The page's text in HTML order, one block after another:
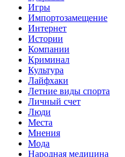
Игры
Импортозамещение
Интернет
Истории
Компании
Криминал
Культура
Лайфхаки
Летние виды спорта
Личный счет
Люди
Места
Мнения
Мода
Народная медицина